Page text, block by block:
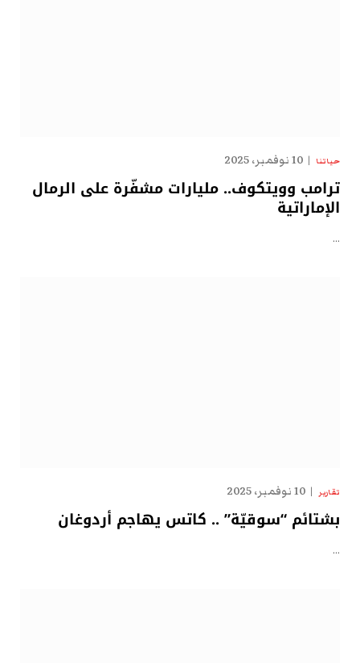
حياتنا 10 نوفمبر، 2025
ترامب وويتكوف.. مليارات مشفّرة على الرمال
الإماراتية
…
تقارير 10 نوفمبر، 2025
بشتائم “سوقيّة” .. كاتس يهاجم أردوغان
…